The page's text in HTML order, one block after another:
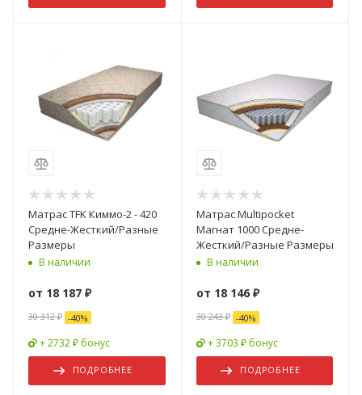
Матрас TFK Киммо-2 - 420
Средне-Жесткий/Разные
Размеры
В наличии
от 18 187 ₽
30 312 ₽ -40%
+ 2732 ₽ бонус
ПОДРОБНЕЕ
Матрас Multipocket
Магнат 1000 Средне-
Жесткий/Разные Размеры
В наличии
от 18 146 ₽
30 243 ₽ -40%
+ 3703 ₽ бонус
ПОДРОБНЕЕ